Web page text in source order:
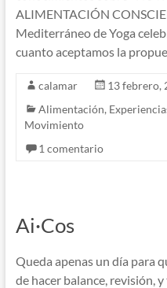
ALIMENTACIÓN
Mediterráneo de Yoga
cuanto aceptamos la
calamar
13 febrero,
Alimentación,
Movimiento
1 comentario
Ai·Cos
Queda apenas un día para
de hacer balance, revisión,